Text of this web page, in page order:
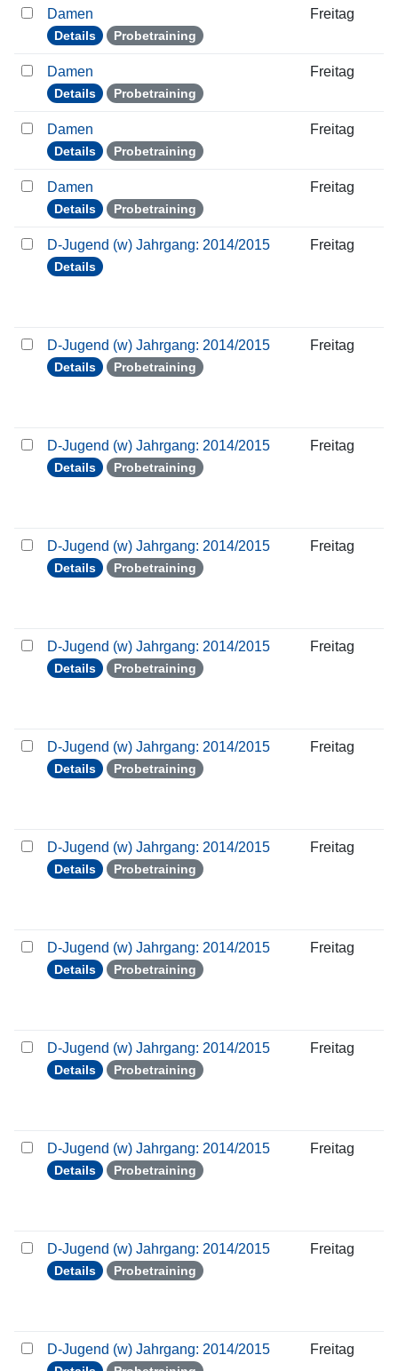
Damen
Details Probetraining
Freitag
Damen
Details Probetraining
Freitag
Damen
Details Probetraining
Freitag
Damen
Details Probetraining
Freitag
D-Jugend (w) Jahrgang: 2014/2015
Details
Freitag
D-Jugend (w) Jahrgang: 2014/2015
Details Probetraining
Freitag
D-Jugend (w) Jahrgang: 2014/2015
Details Probetraining
Freitag
D-Jugend (w) Jahrgang: 2014/2015
Details Probetraining
Freitag
D-Jugend (w) Jahrgang: 2014/2015
Details Probetraining
Freitag
D-Jugend (w) Jahrgang: 2014/2015
Details Probetraining
Freitag
D-Jugend (w) Jahrgang: 2014/2015
Details Probetraining
Freitag
D-Jugend (w) Jahrgang: 2014/2015
Details Probetraining
Freitag
D-Jugend (w) Jahrgang: 2014/2015
Details Probetraining
Freitag
D-Jugend (w) Jahrgang: 2014/2015
Details Probetraining
Freitag
D-Jugend (w) Jahrgang: 2014/2015
Details Probetraining
Freitag
D-Jugend (w) Jahrgang: 2014/2015 Freitag